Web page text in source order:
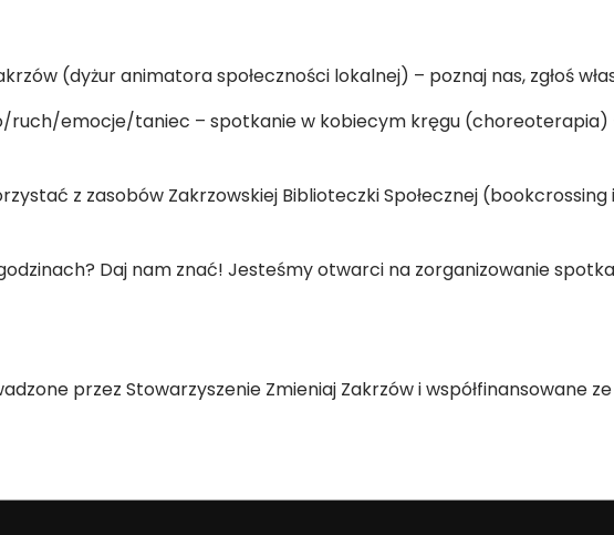
(dyżur animatora społeczności lokalnej) – poznaj nas, zgłoś
ruch/emocje/taniec – spotkanie w kobiecym kręgu (choreoterapia)
z zasobów Zakrzowskiej Biblioteczki Społecznej
Daj nam znać! Jesteśmy otwarci na zorganizowanie
przez Stowarzyszenie Zmieniaj Zakrzów i współfinansowane